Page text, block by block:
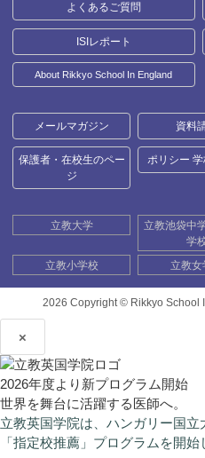
よくあるご質問
ISIレポート
About Rikkyo School In England
メールマガジン 資料
保護者・在校生のペー
ジ
ポリシー
立教大学
立教池袋中
学
立教小学校
立教女
2026 Copyright © Rikkyo School
×
2026年度より新プログラム開始
世界を舞台に活躍する医師へ。
立教英国学院は、ハンガリー国立
「指定校推薦」プログラムを開始